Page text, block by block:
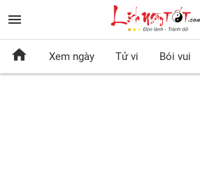
Xem ngày Tử vi Bói vui